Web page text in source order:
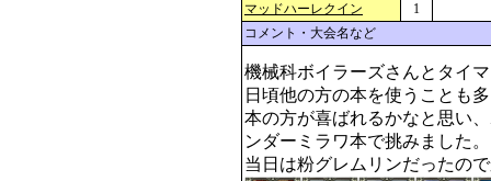
マッドハーレクイン
1
コメント・大会名など
機械科ボイラーズさんとタイ
日頃他の方の本を使うことも
本の方が喜ばれるかなと思い
ンダーミラワ本で挑みました。
当日は粉グレムリンだったの